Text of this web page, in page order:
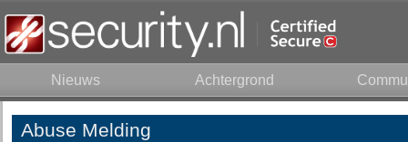
Nieuws Achtergrond
Abuse Melding